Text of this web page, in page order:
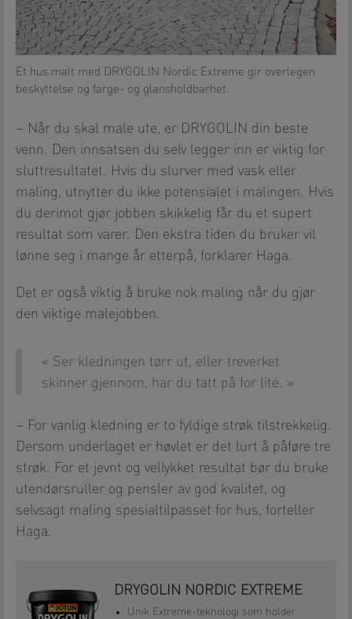
Et hus malt med DRYGOLIN Nordic Extreme gir overlegen
beskyttelse og farge- og glansholdbarhet.
– Når du skal male ute, er DRYGOLIN din beste
venn. Den innsatsen du selv legger inn er viktig for
sluttresultatet. Hvis du slurver med vask eller
maling, utnytter du ikke potensialet i malingen. Hvis
du derimot gjør jobben skikkelig får du et supert
resultat som varer. Den ekstra tiden du bruker vil
lønne seg i mange år etterpå, forklarer Haga.
Det er også viktig å bruke nok maling når du gjør
den viktige malejobben.
Ser kledningen tørr ut, eller treverket
skinner gjennom, har du tatt på for lite.
– For vanlig kledning er to fyldige strøk tilstrekkelig.
Dersom underlaget er høvlet er det lurt å påføre tre
strøk. For et jevnt og vellykket resultat bør du bruke
utendørsruller og pensler av god kvalitet, og
selvsagt maling spesialtilpasset for hus, forteller
Haga.
DRYGOLIN NORDIC EXTREME
Unik Extreme-teknologi som holder